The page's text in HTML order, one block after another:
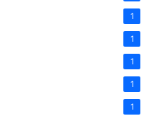
1
1
1
1
1